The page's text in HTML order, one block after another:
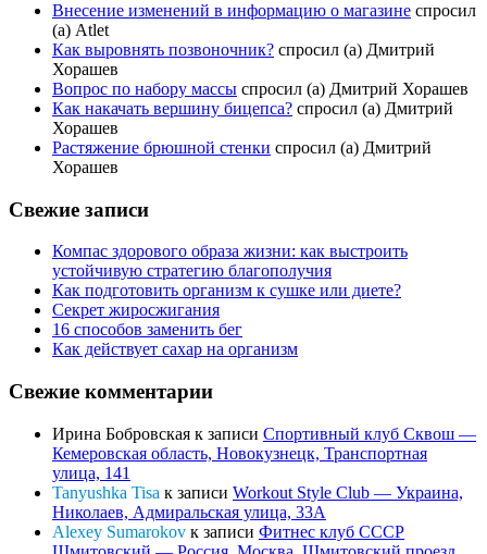
Внесение изменений в информацию о магазине спросил
(а) Atlet
Как выровнять позвоночник? спросил (а) Дмитрий
Хорашев
Вопрос по набору массы спросил (а) Дмитрий Хорашев
Как накачать вершину бицепса? спросил (а) Дмитрий
Хорашев
Растяжение брюшной стенки спросил (а) Дмитрий
Хорашев
Свежие записи
Компас здорового образа жизни: как выстроить
устойчивую стратегию благополучия
Как подготовить организм к сушке или диете?
Секрет жиросжигания
16 способов заменить бег
Как действует сахар на организм
Свежие комментарии
Ирина Бобровская к записи Спортивный клуб Сквош —
Кемеровская область, Новокузнецк, Транспортная
улица, 141
Tanyushka Tisa к записи Workout Style Club — Украина,
Николаев, Адмиральская улица, 33А
Alexey Sumarokov к записи Фитнес клуб СССР